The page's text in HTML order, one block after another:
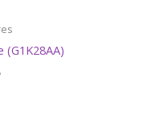
(G1K28AA)